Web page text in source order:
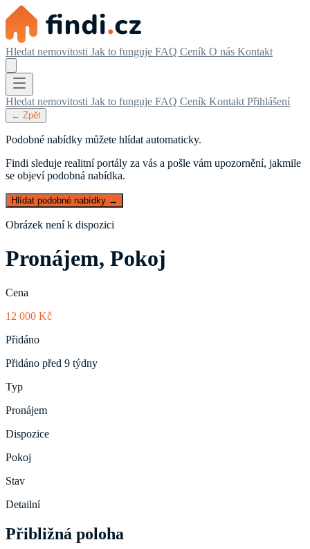
Hledat nemovitosti Jak to funguje FAQ Ceník O nás Kontakt
Hledat nemovitosti Jak to funguje FAQ Ceník Kontakt Přihlášení
← Zpět
Podobné nabídky můžete hlídat automaticky.
Findi sleduje realitní portály za vás a pošle vám upozornění, jakmile
se objeví podobná nabídka.
Hlídat podobné nabídky →
Obrázek není k dispozici
Pronájem, Pokoj
Cena
12 000 Kč
Přidáno
Přidáno před 9 týdny
Typ
Pronájem
Dispozice
Pokoj
Stav
Detailní
Přibližná poloha